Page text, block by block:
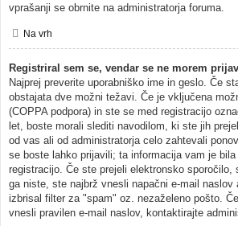
vprašanji se obrnite na administratorja foruma.
Na vrh
Registriral sem se, vendar se ne morem
Najprej preverite uporabniško ime in geslo. Če
obstajata dve možni težavi. Če je vključena
(COPPA podpora) in ste se med registracijo
let, boste morali slediti navodilom, ki ste jih
od vas ali od administratorja celo zahtevali
se boste lahko prijavili; ta informacija vam je bila
registracijo. Če ste prejeli elektronsko sporočilo,
ga niste, ste najbrž vnesli napačni e-mail naslov
izbrisal filter za "spam" oz. nezaželeno pošto.
vnesli pravilen e-mail naslov, kontaktirajte